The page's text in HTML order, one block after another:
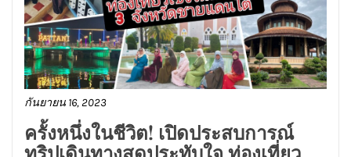
กันยายน 16, 2023
ครั้งหนึ่งในชีวิต! เปิดประสบการณ์